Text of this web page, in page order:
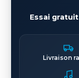
Essai
Livraison